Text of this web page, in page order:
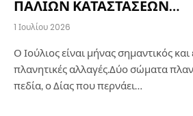
ΠΑΛΙΩΝ ΚΑΤΑΣΤΑΣΕΩΝ…
1 Ιουλίου 2026
Ο Ιούλιος είναι μήνας σημαντικός
πλανητικές αλλαγές.Δύο σώματα
πεδία, ο Δίας που περνάει…